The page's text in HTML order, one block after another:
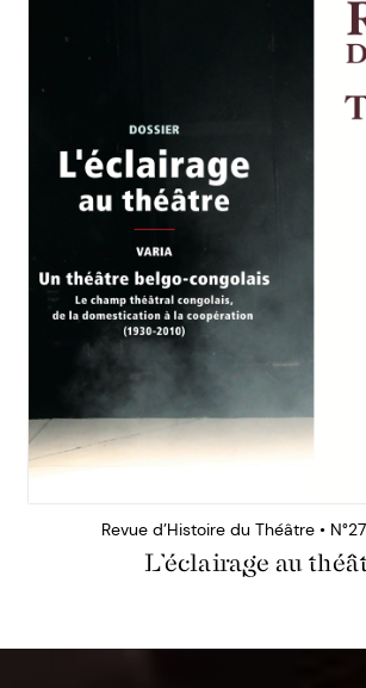
Revue d’Histoire du Théâtre •
L’éclairage au